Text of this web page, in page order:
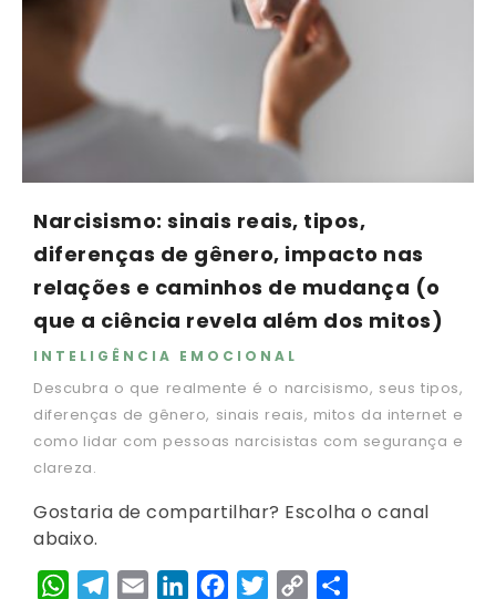
Narcisismo: sinais reais, tipos,
diferenças de gênero, impacto nas
relações e caminhos de mudança (o
que a ciência revela além dos mitos)
INTELIGÊNCIA EMOCIONAL
Descubra o que realmente é o narcisismo, seus tipos,
diferenças de gênero, sinais reais, mitos da internet e
como lidar com pessoas narcisistas com segurança e
clareza.
Gostaria de compartilhar? Escolha o canal
abaixo.
WhatsApp
Telegram
Email LinkedInFacebookTwitter
Copy